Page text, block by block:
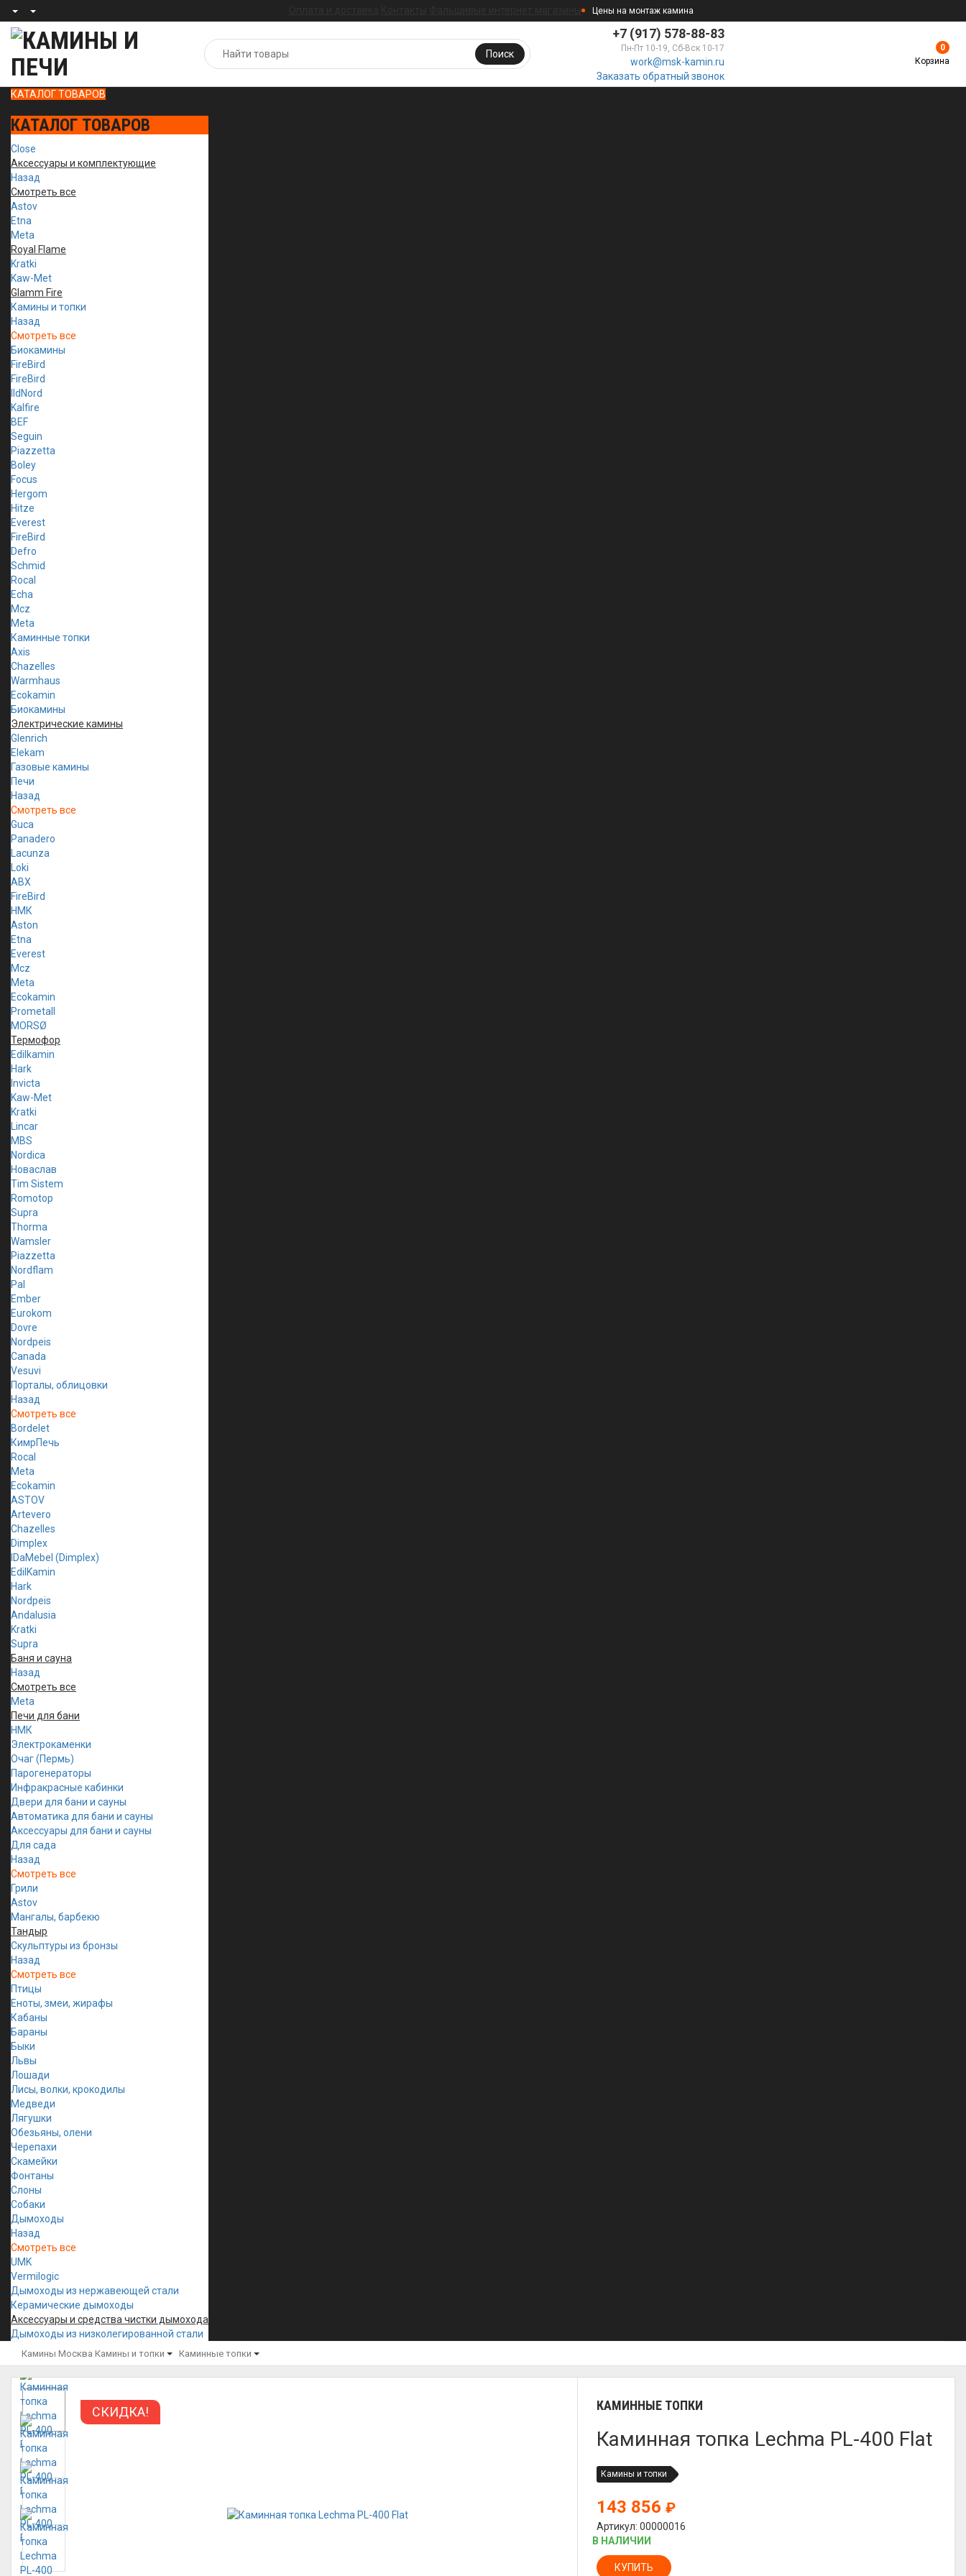
Цены на монтаж камина
+7 (917) 578-88-83
Пн-Пт 10-19, Сб-Вск 10-17
work@msk-kamin.ru
Заказать обратный звонок
Поиск
0
Корзина
КАТАЛОГ ТОВАРОВ
КАТАЛОГ ТОВАРОВ
Close
Аксессуары и комплектующие
Назад
Смотреть все
Astov
Etna
Meta
Royal Flame
Kratki
Kaw-Met
Glamm Fire
Камины и топки
Назад
Смотреть все
Биокамины
FireBird
FireBird
IldNord
Kalfire
BEF
Seguin
Piazzetta
Boley
Focus
Hergom
Hitze
Everest
FireBird
Defro
Schmid
Rocal
Echa
Mcz
Meta
Каминные топки
Axis
Chazelles
Warmhaus
Ecokamin
Биокамины
Электрические камины
Glenrich
Elekam
Газовые камины
Печи
Назад
Смотреть все
Guca
Panadero
Lacunza
Loki
ABX
FireBird
НМК
Aston
Etna
Everest
Mcz
Meta
Ecokamin
Prometall
MORSØ
Термофор
Edilkamin
Hark
Invicta
Kaw-Met
Kratki
Lincar
MBS
Nordica
Новаслав
Tim Sistem
Romotop
Supra
Thorma
Wamsler
Piazzetta
Nordflam
Pal
Ember
Eurokom
Dovre
Nordpeis
Canada
Vesuvi
Порталы, облицовки
Назад
Смотреть все
Bordelet
КимрПечь
Rocal
Meta
Ecokamin
ASTOV
Artevero
Chazelles
Dimplex
IDaMebel (Dimplex)
EdilKamin
Hark
Nordpeis
Andalusia
Kratki
Supra
Баня и сауна
Назад
Смотреть все
Meta
Печи для бани
НМК
Электрокаменки
Очаг (Пермь)
Парогенераторы
Инфракрасные кабинки
Двери для бани и сауны
Автоматика для бани и сауны
Аксессуары для бани и сауны
Для сада
Назад
Смотреть все
Грили
Astov
Мангалы, барбекю
Тандыр
Скульптуры из бронзы
Назад
Смотреть все
Птицы
Еноты, змеи, жирафы
Кабаны
Бараны
Быки
Львы
Лошади
Лисы, волки, крокодилы
Медведи
Лягушки
Обезьяны, олени
Черепахи
Скамейки
Фонтаны
Слоны
Собаки
Дымоходы
Назад
Смотреть все
UMK
Vermilogic
Дымоходы из нержавеющей стали
Керамические дымоходы
Аксессуары и средства чистки дымохода
Дымоходы из низколегированной стали
Камины Москва Камины и топки Каминные топки
СКИДКА! КАМИННЫЕ ТОПКИ
Каминная топка Lechma PL-400 Flat
Камины и топки
143 856₽
Артикул: 00000016
В НАЛИЧИИ
КУПИТЬ